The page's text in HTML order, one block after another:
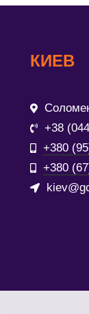
КИЕВ
+38
+380
+380